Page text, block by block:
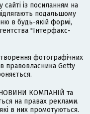
сайті із посиланням на
подальшому
в будь-якій формі,
"Інтерфакс-
фотографічних
правовласника Getty
НОВИНИ КОМПАНІЙ та
на правах реклами.
в них промотуються.